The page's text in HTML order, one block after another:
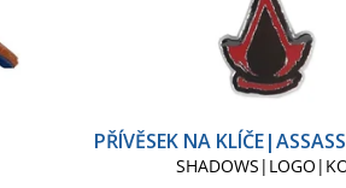
PŘÍVĚSEK NA